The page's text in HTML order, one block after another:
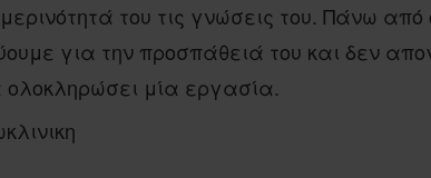
του τις γνώσεις του. Πάνω
για την προσπάθειά του και δεν
ολοκληρώσει μία εργασία.